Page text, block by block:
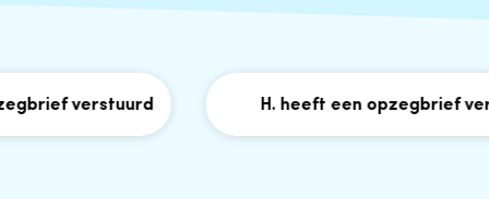
verstuurd H. heeft een opzegbrief